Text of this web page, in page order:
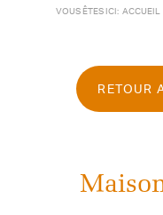
VOUS ÊTES ICI: ACCUEIL
RETOUR